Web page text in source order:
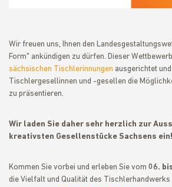
Wir freuen uns, Ihnen den
Form" ankündigen zu dürfen. Dieser
sächsischen Tischlerinnungen ausgerichtet
Tischlergesellinnen und -gesellen die
zu präsentieren.
Wir laden Sie daher sehr herzlich zur
kreativsten Gesellenstücke Sachsens ein!
Kommen Sie vorbei und erleben Sie vom 06.
die Vielfalt und Qualität des Tischlerhandwerks